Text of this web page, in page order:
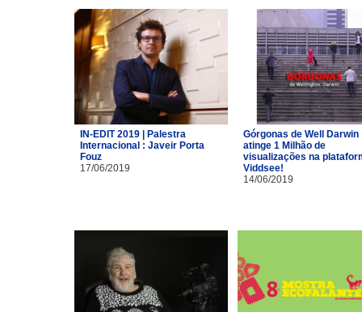
IN-EDIT 2019 | Palestra
Internacional : Javeir Porta
Fouz
17/06/2019
Górgonas de Well Darwin
atinge 1 Milhão de
visualizações na
Viddsee!
14/06/2019